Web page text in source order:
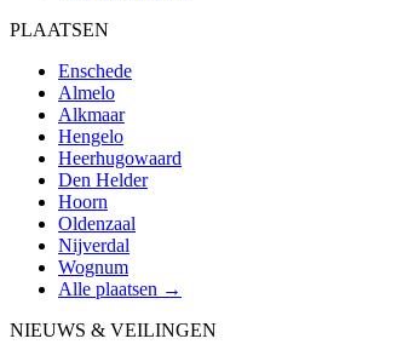
PLAATSEN
Enschede
Almelo
Alkmaar
Hengelo
Heerhugowaard
Den Helder
Hoorn
Oldenzaal
Nijverdal
Wognum
Alle plaatsen →
NIEUWS & VEILINGEN